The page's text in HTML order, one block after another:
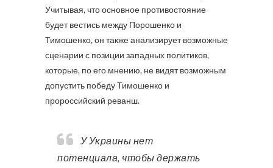
Учитывая, что основное противостояние
будет вестись между Порошенко и
Тимошенко, он также анализирует возможные
сценарии с позиции западных политиков,
которые, по его мнению, не видят возможным
допустить победу Тимошенко и
пророссийский реванш.
У Украины нет
потенциала, чтобы держать